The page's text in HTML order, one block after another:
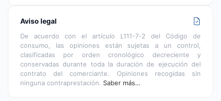
Aviso legal
De acuerdo con el artículo L111-7-2 del Código de
consumo, las opiniones están sujetas a un control,
clasificadas por orden cronológico decreciente y
conservadas durante toda la duración de ejecución del
contrato del comerciante. Opiniones recogidas sin
ninguna contraprestación. Saber más…